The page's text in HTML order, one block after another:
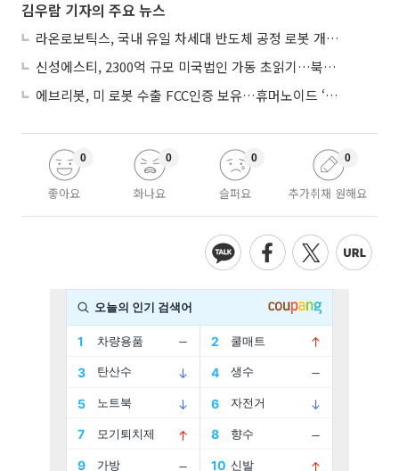
김우람 기자의 주요 뉴스
라온로보틱스, 국내 유일 차세대 반도체 공정 로봇 개발 ‘고객사 테스트 진행’
신성에스티, 2300억 규모 미국법인 가동 초읽기…북미 ESS 공략 본격화
에브리봇, 미 로봇 수출 FCC인증 보유…휴머노이드 ‘AI 두뇌’ 탑재 속도
좋아요
0
화나요
0
슬퍼요
0
추가취재 원해요
0